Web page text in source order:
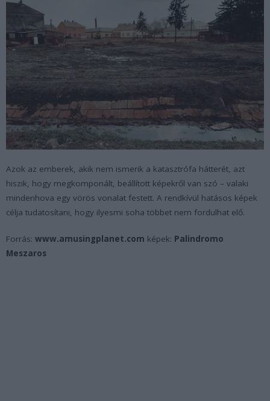
Azok az emberek, akik nem ismerik a katasztrófa hátterét, azt
hiszik, hogy megkomponált, beállított képekről van szó – valaki
mindenhova egy vörös vonalat festett. A rendkívül hatásos képek
célja tudatosítani, hogy ilyesmi soha többet nem fordulhat elő.
Forrás: www.amusingplanet.com képek: Palindromo
Meszaros